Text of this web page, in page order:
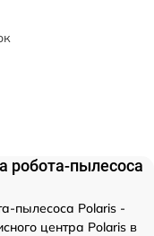
робота-пылесоса
пылесоса Polaris -
центра Polaris в